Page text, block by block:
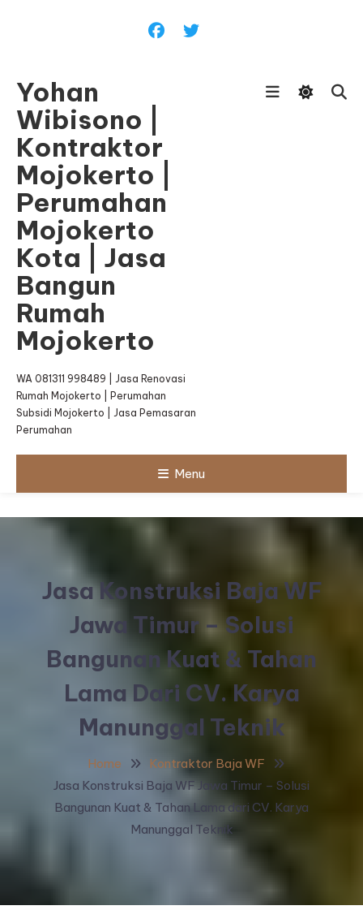
Yohan
Wibisono |
Kontraktor
Mojokerto |
Perumahan
Mojokerto
Kota | Jasa
Bangun
Rumah
Mojokerto
WA 081311 998489 | Jasa Renovasi
Rumah Mojokerto | Perumahan
Subsidi Mojokerto | Jasa Pemasaran
Perumahan
Menu
Jasa Konstruksi Baja WF
Jawa Timur – Solusi
Bangunan Kuat & Tahan
Lama Dari CV. Karya
Manunggal Teknik
Home
Kontraktor Baja WF
Jasa Konstruksi Baja WF Jawa Timur – Solusi
Bangunan Kuat & Tahan Lama dari CV. Karya
Manunggal Teknik